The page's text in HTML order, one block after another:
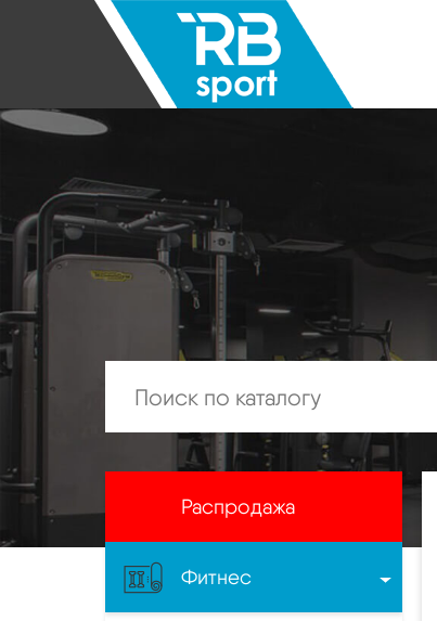
Распродажа
Фитнес